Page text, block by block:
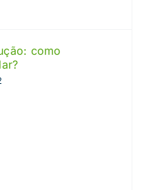
como